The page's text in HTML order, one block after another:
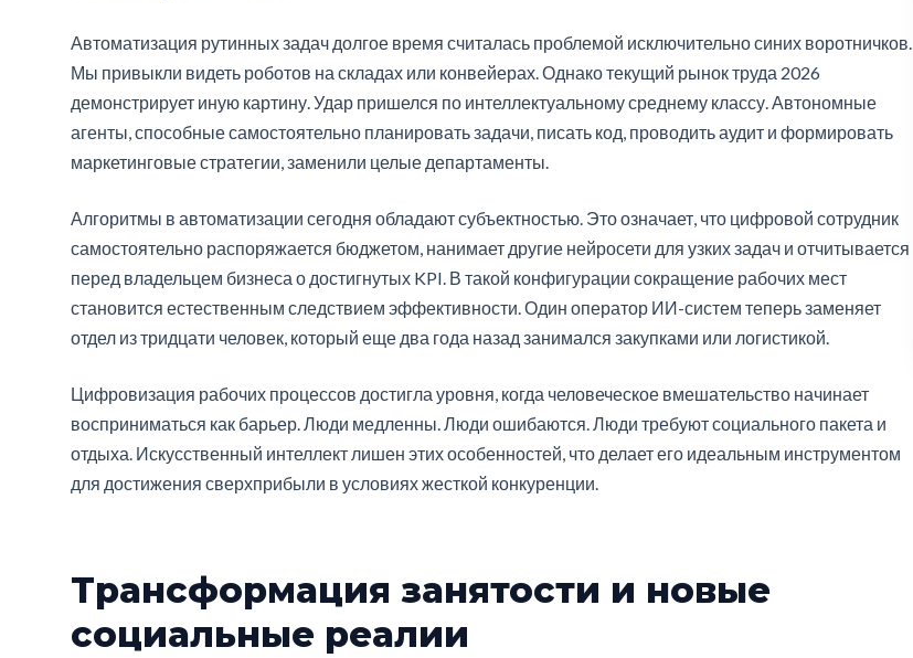
Автоматизация рутинных задач долгое время считалась проблемой исключительно синих воротничков.
Мы привыкли видеть роботов на складах или конвейерах. Однако текущий рынок труда 2026
демонстрирует иную картину. Удар пришелся по интеллектуальному среднему классу. Автономные
агенты, способные самостоятельно планировать задачи, писать код, проводить аудит и формировать
маркетинговые стратегии, заменили целые департаменты.
Алгоритмы в автоматизации сегодня обладают субъектностью. Это означает, что цифровой сотрудник
самостоятельно распоряжается бюджетом, нанимает другие нейросети для узких задач и отчитывается
перед владельцем бизнеса о достигнутых KPI. В такой конфигурации сокращение рабочих мест
становится естественным следствием эффективности. Один оператор ИИ-систем теперь заменяет
отдел из тридцати человек, который еще два года назад занимался закупками или логистикой.
Цифровизация рабочих процессов достигла уровня, когда человеческое вмешательство начинает
восприниматься как барьер. Люди медленны. Люди ошибаются. Люди требуют социального пакета и
отдыха. Искусственный интеллект лишен этих особенностей, что делает его идеальным инструментом
для достижения сверхприбыли в условиях жесткой конкуренции.
Трансформация занятости и новые
социальные реалии